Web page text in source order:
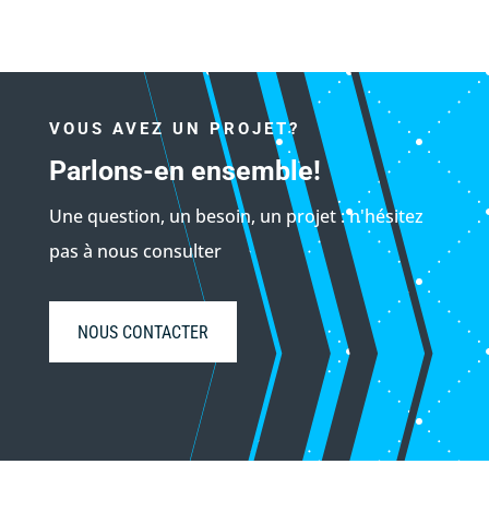
VOUS AVEZ UN PROJET?
Parlons-en ensemble!
Une question, un besoin, un projet : n'hésitez
pas à nous consulter
NOUS CONTACTER